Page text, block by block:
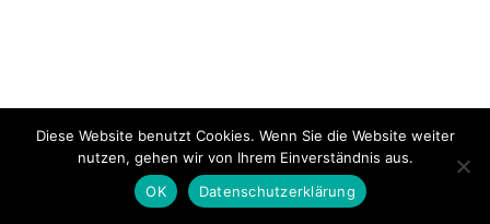
Diese Website benutzt Cookies. Wenn Sie die Website weiter
nutzen, gehen wir von Ihrem Einverständnis aus.
OK
Datenschutzerklärung